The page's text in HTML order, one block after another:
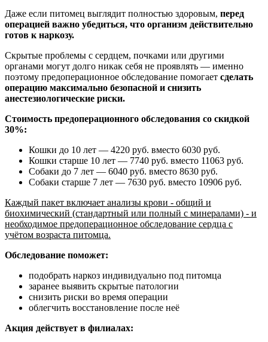
Даже если питомец выглядит полностью здоровым, перед
операцией важно убедиться, что организм действительно
готов к наркозу.
Скрытые проблемы с сердцем, почками или другими
органами могут долго никак себя не проявлять — именно
поэтому предоперационное обследование помогает сделать
операцию максимально безопасной и снизить
анестезиологические риски.
Стоимость предоперационного обследования со скидкой
30%:
Кошки до 10 лет — 4220 руб. вместо 6030 руб.
Кошки старше 10 лет — 7740 руб. вместо 11063 руб.
Собаки до 7 лет — 6040 руб. вместо 8630 руб.
Собаки старше 7 лет — 7630 руб. вместо 10906 руб.
Каждый пакет включает анализы крови - общий и
биохимический (стандартный или полный с минералами) - и
необходимое предоперационное обследование сердца с
учётом возраста питомца.
Обследование поможет:
подобрать наркоз индивидуально под питомца
заранее выявить скрытые патологии
снизить риски во время операции
облегчить восстановление после неё
Акция действует в филиалах: